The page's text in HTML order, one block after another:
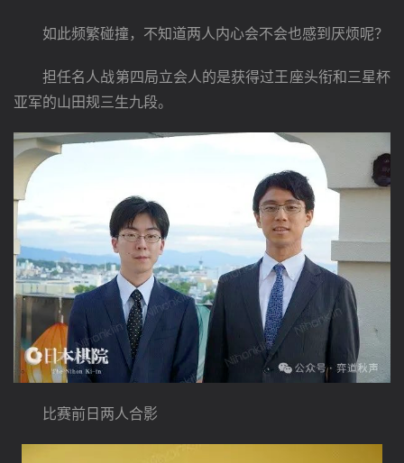
如此频繁碰撞，不知道两人内心会不会也感到厌烦呢？
担任名人战第四局立会人的是获得过王座头衔和三星杯
亚军的山田规三生九段。
比赛前日两人合影